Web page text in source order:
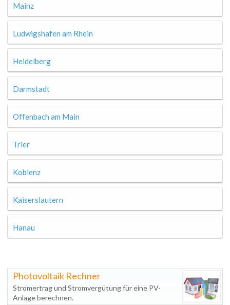
Mainz
Ludwigshafen am Rhein
Heidelberg
Darmstadt
Offenbach am Main
Trier
Koblenz
Kaiserslautern
Hanau
Photovoltaik Rechner
Stromertrag und Stromvergütung für eine PV-
Anlage berechnen.